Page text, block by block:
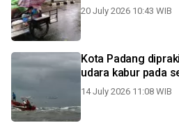
20 July 2026 10:43 WIB
Kota Padang
udara kabur pada
14 July 2026 11:08 WIB